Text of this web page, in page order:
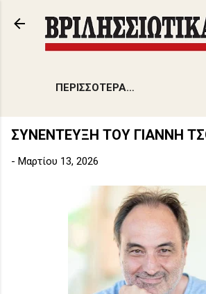
Μετάβαση στο κύριο
ΠΕΡΙΣΣΌΤΕΡΑ…
ΣΥΝΕΝΤΕΥΞΗ ΤΟΥ ΓΙΑΝΝΗ
- Μαρτίου 13, 2026